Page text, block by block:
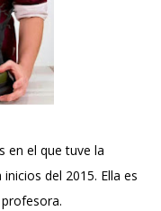
del 2015. Ella es